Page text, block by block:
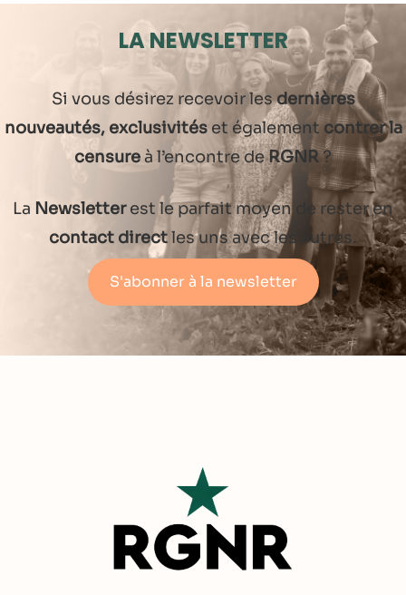
LA NEWSLETTER
Si vous désirez recevoir lesdernières
nouveautés, exclusivitéset également contrer la
censureà l’encontre deRGNR?
La Newsletterest le parfait moyen de rester en
contact directles uns avec les autres.
S'abonner à la newsletter